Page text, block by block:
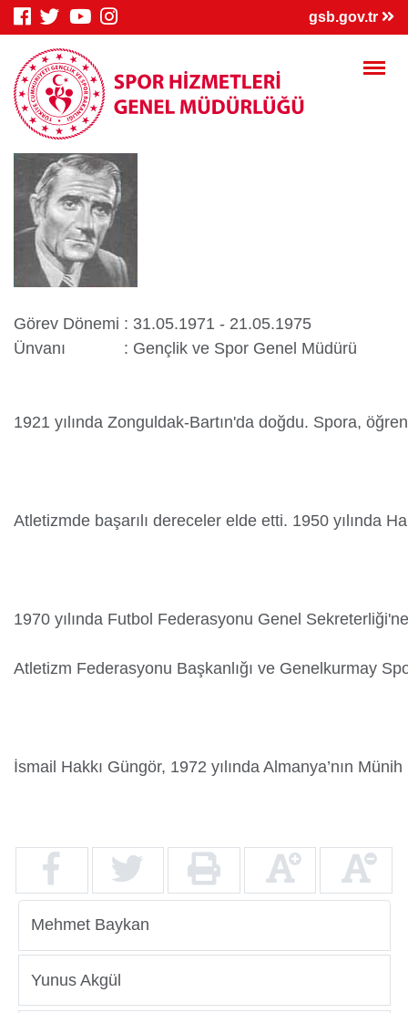
gsb.gov.tr
Görev Dönemi : 31.05.1971 - 21.05.1975
Ünvanı
: Gençlik ve Spor Genel Müdürü
1921 yılında Zonguldak-Bartın'da doğdu. Spora,
Atletizmde başarılı dereceler elde etti. 1950 yılında
1970 yılında Futbol Federasyonu Genel
Atletizm Federasyonu Başkanlığı ve Genelkurmay
İsmail Hakkı Güngör, 1972 yılında Almanya’nın
Mehmet Baykan
Yunus Akgül
Yurtdışı Öğrenciler